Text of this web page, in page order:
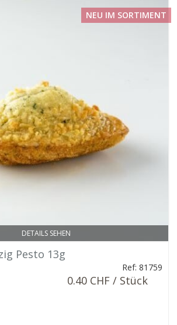
DETAILS SEHEN
NEU IM SORTIMENT
Pesto 13g
Ref: 81759
0.40 CHF / Stück